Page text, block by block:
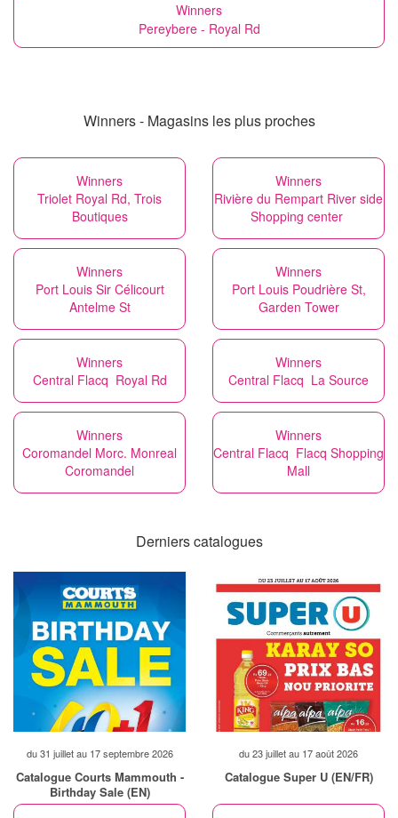
Winners
Pereybere - Royal Rd
Winners - Magasins les plus proches
Winners
Triolet Royal Rd, Trois
Boutiques
Winners
Rivière du Rempart River side
Shopping center
Winners
Port Louis Sir Célicourt
Antelme St
Winners
Port Louis Poudrière St,
Garden Tower
Winners
Central Flacq Royal Rd
Winners
Central Flacq La Source
Winners
Coromandel Morc. Monreal
Coromandel
Winners
Central Flacq Flacq Shopping
Mall
Derniers catalogues
du 31 juillet au 17 septembre 2026
Catalogue Courts Mammouth -
Birthday Sale (EN)
du 23 juillet au 17 août 2026
Catalogue Super U (EN/FR)